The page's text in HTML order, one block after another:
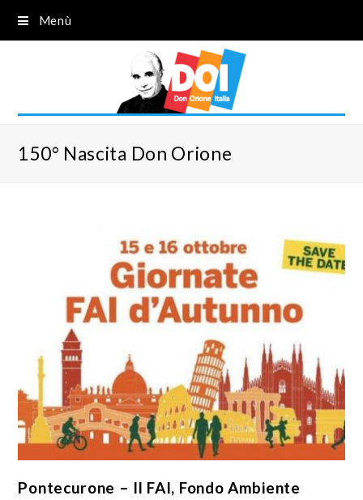
Menù
150° Nascita Don Orione
Pontecurone – Il FAI, Fondo Ambiente